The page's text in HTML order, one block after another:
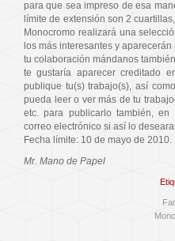
para que sea impreso de esa
límite de extensión son 2
Monocromo realizará una
los más interesantes y
tu colaboración mándanos
te gustaría aparecer creditado
publique tu(s) trabajo(s), así
pueda leer o ver más de tu
etc. para publicarlo también,
correo electrónico si así lo
Fecha límite: 10 de mayo de 2010.
Mr. Mano de Papel